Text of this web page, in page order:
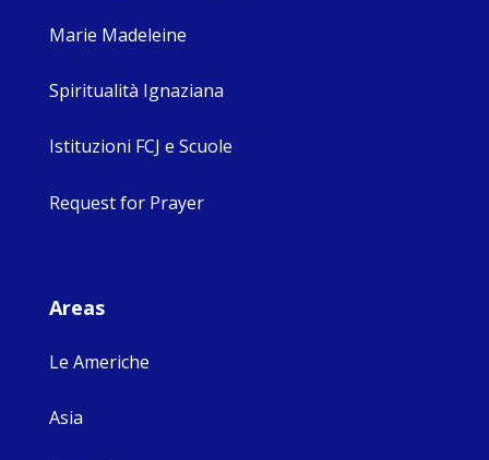
Marie Madeleine
Spiritualità Ignaziana
Istituzioni FCJ e Scuole
Request for Prayer
Areas
Le Americhe
Asia